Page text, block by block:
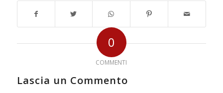
0
COMMENTI
Lascia un Commento